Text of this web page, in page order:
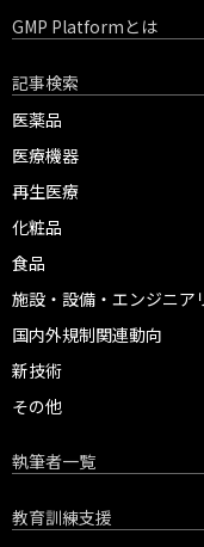
GMP Platformとは
記事検索
医薬品
医療機器
再生医療
化粧品
食品
施設・設備・エンジニア
国内外規制関連動向
新技術
その他
執筆者一覧
教育訓練支援